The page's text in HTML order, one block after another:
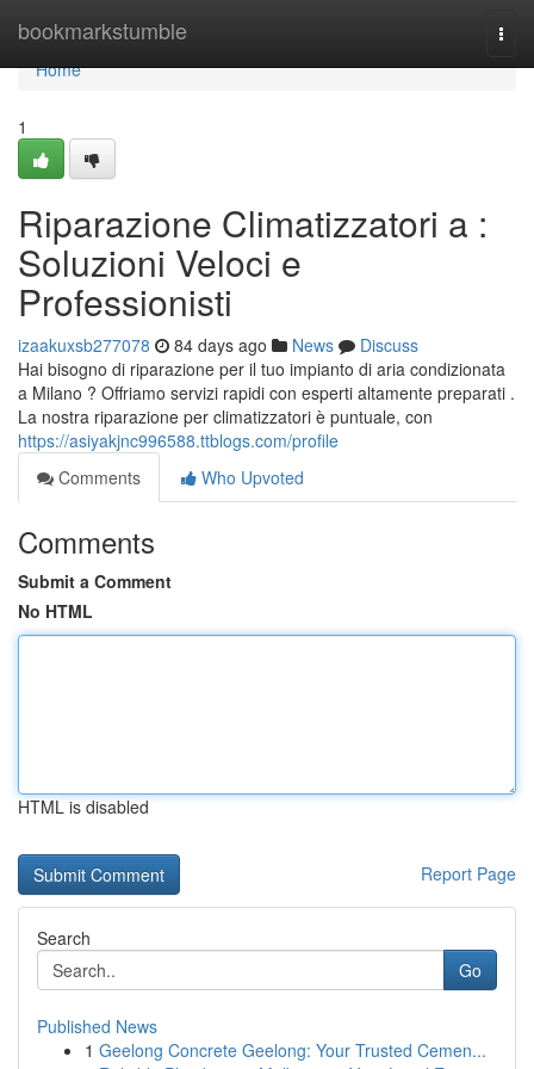
bookmarkstumble
Home
Home
1
Riparazione Climatizzatori a :
Soluzioni Veloci e
Professionisti
izaakuxsb277078 84 days ago News
Discuss
Hai bisogno di riparazione per il tuo impianto di aria condizionata
a Milano ? Offriamo servizi rapidi con esperti altamente preparati .
La nostra riparazione per climatizzatori è puntuale, con
https://asiyakjnc996588.ttblogs.com/profile
Comments
Who Upvoted
Comments
Submit a Comment
No HTML
HTML is disabled
Report Page
Search
Go
Published News
1 Geelong Concrete Geelong: Your Trusted Cemen...